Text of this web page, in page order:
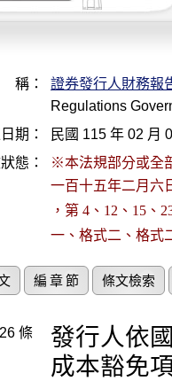
：
證券發行人財務報
Regulations
期：
民國 115 年 02 月
態：
※本法規部分或全
一百十五年二月六
，第 4、12、15、
一、格式二、格式
編 章 節 條文檢索
條
發行人依
成本豁免